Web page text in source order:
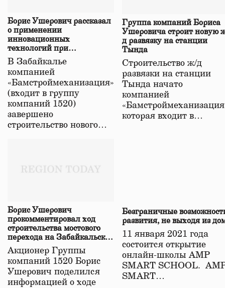
Борис Ушерович рассказал
о применении
инновационных
технологий при
строительстве нового моста
в Забайкалье
В Забайкалье
компанией
«Бамстроймеханизация»
(входит в группу
компаний 1520)
завершено
строительство нового…
Группа компаний Бориса
Ушеровича строит новую
д развязку на станции
Тында
Строительство ж/д
развязки на станции
Тында начато
компанией
которая входит в…
Борис Ушерович
прокомментировал ход
строительства мостового
перехода на Забайкальской
железной дороге
Акционер Группы
компаний 1520 Борис
Ушерович поделился
информацией о ходе
Безграничные
развития, не выходя из
11 января 2021 года
состоится открытие
онлайн-школы АМР
SMART SCHOOL.
SMART…